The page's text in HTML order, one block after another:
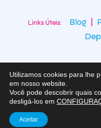
Links Úteis: Blog
ilhAppTodos os direitos
Utilizamos cookies para lhe
em nosso website.
Você pode descobrir quais
desligá-los em
Aceitar